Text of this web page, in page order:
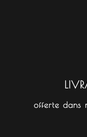
offerte dans